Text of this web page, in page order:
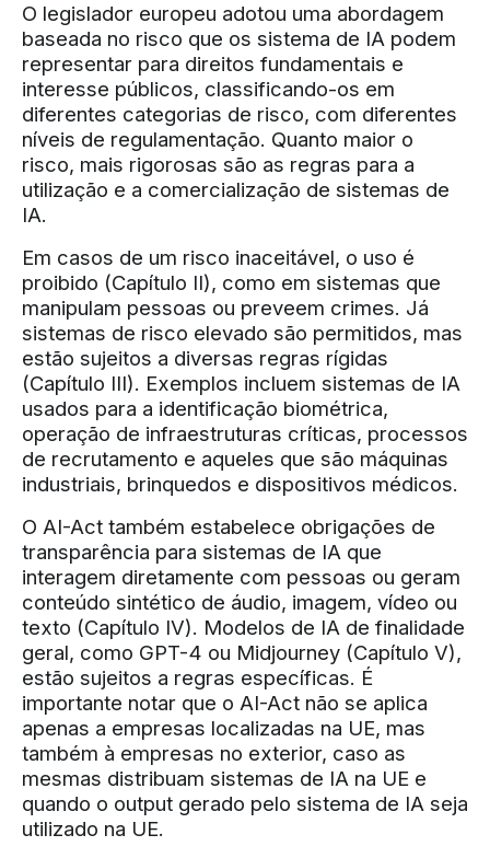
O legislador europeu adotou uma abordagem
baseada no risco que os sistema de IA podem
representar para direitos fundamentais e
interesse públicos, classificando-os em
diferentes categorias de risco, com diferentes
níveis de regulamentação. Quanto maior o
risco, mais rigorosas são as regras para a
utilização e a comercialização de sistemas de
IA.
Em casos de um risco inaceitável, o uso é
proibido (Capítulo II), como em sistemas que
manipulam pessoas ou preveem crimes. Já
sistemas de risco elevado são permitidos, mas
estão sujeitos a diversas regras rígidas
(Capítulo III). Exemplos incluem sistemas de IA
usados para a identificação biométrica,
operação de infraestruturas críticas, processos
de recrutamento e aqueles que são máquinas
industriais, brinquedos e dispositivos médicos.
O AI-Act também estabelece obrigações de
transparência para sistemas de IA que
interagem diretamente com pessoas ou geram
conteúdo sintético de áudio, imagem, vídeo ou
texto (Capítulo IV). Modelos de IA de finalidade
geral, como GPT-4 ou Midjourney (Capítulo V),
estão sujeitos a regras específicas. É
importante notar que o AI-Act não se aplica
apenas a empresas localizadas na UE, mas
também à empresas no exterior, caso as
mesmas distribuam sistemas de IA na UE e
quando o output gerado pelo sistema de IA seja
utilizado na UE.